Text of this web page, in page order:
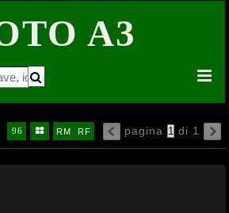
A3
 
pagina di 1
16
32
64
96 


RM RF